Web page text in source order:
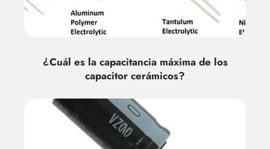
¿Cuál es la capacitancia máxima de los
capacitor cerámicos?